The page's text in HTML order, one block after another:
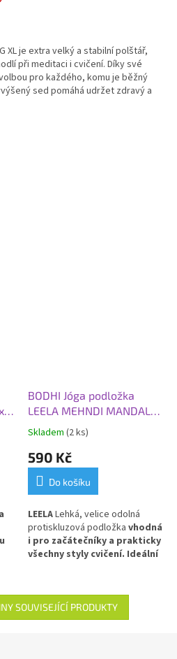
XL je extra velký a stabilní polštář,
při meditaci i cvičení. Díky své
pro každého, komu je běžný
sed pomáhá udržet zdravý a
BODHI Jóga podložka
LEELA MEHNDI MANDALA,
183x60x0,45 cm,
starorůžová
Skladem (2 ks)
590 Kč
Do košíku
LEELALehká, velice odolná
protiskluzová podložka vhodná
i pro začátečníky a prakticky
všechny styly cvičení. Ideální
SOUVISEJÍCÍ PRODUKTY